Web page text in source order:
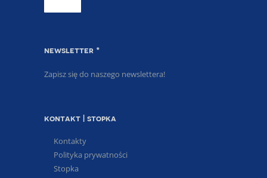
newsletter *
Zapisz się do naszego newslettera!
kontakt | stopka
Kontakty
Polityka prywatności
Stopka